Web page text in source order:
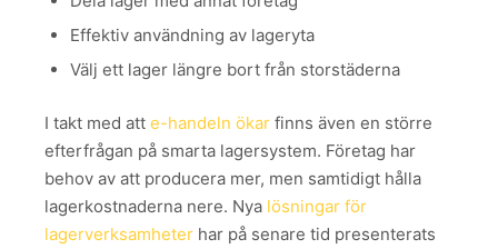
Effektiv användning av lageryta
Välj ett lager längre bort från storstäderna
I takt med att e-handeln ökar finns även en större
efterfrågan på smarta lagersystem. Företag har
behov av att producera mer, men samtidigt hålla
lagerkostnaderna nere. Nya lösningar för
lagerverksamheter har på senare tid presenterats